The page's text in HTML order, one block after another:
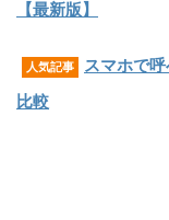
【最新版】
人気記事
スマホで
比較